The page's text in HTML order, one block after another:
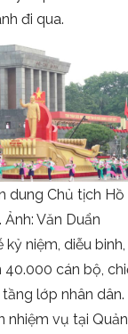
đi qua.
dung Chủ tịch Hồ
Văn Duẩn
kỷ niệm, diễu binh,
40.000 cán bộ,
lớp nhân dân.
nhiệm vụ tại